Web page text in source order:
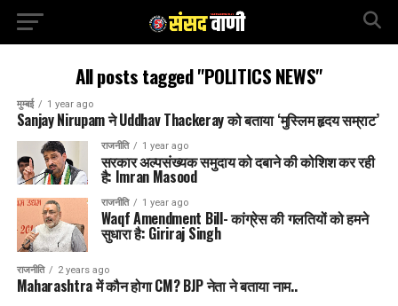
All posts tagged "POLITICS NEWS"
मुम्बई 1 year ago
Sanjay Nirupam ने Uddhav Thackeray को बताया ‘मुस्लिम हृदय सम्राट’
राजनीति 1 year ago
सरकार अल्पसंख्यक समुदाय को दबाने की कोशिश कर रही
है: Imran Masood
राजनीति 1 year ago
Waqf Amendment Bill- कांग्रेस की गलतियों को हमने
सुधारा है: Giriraj Singh
राजनीति 2 years ago
Maharashtra में कौन होगा CM? BJP नेता ने बताया नाम..